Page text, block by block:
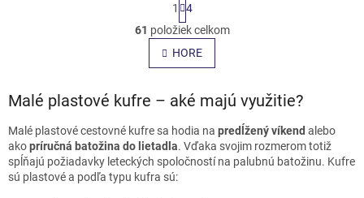
O
v
l
á
a
i
e
p
t
r
á
n
k
v
a
i
e
1
4
61 položiek celkom
HORE
Malé plastové kufre – aké majú využitie?
Malé plastové cestovné kufre sa hodia na predĺžený víkend alebo
akopríručná batožina do lietadla. Vďaka svojim rozmerom totiž
spĺňajú požiadavky leteckých spoločností na palubnú batožinu. Kufre
sú plastové a podľa typu kufra sú: